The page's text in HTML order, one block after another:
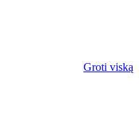
Groti viską